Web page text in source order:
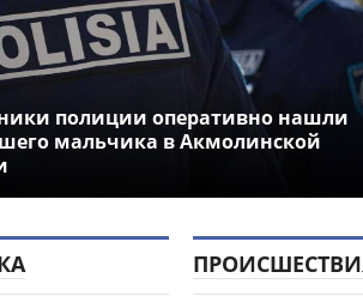
полиции оперативно нашли
мальчика в Акмолинской